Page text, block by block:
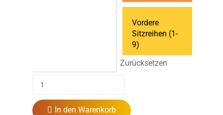
Vordere
Sitzreihen (1-
9)
Zurücksetzen
In den Warenkorb